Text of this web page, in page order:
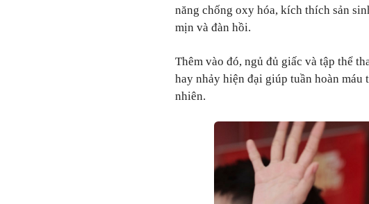
năng chống oxy hóa, kích thích sản
mịn và đàn hồi.
Thêm vào đó, ngủ đủ giấc và tập thể
hay nhảy hiện đại giúp tuần hoàn máu
nhiên.